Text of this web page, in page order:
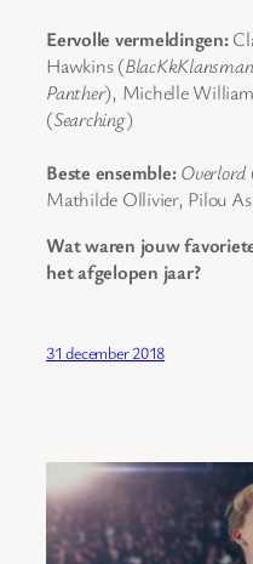
Eervolle vermeldingen:
Hawkins (BlacKkKlansman
Panther), Michelle
(Searching)
Beste ensemble: Overlord
Mathilde Ollivier, Pilou
Wat waren jouw
het afgelopen jaar?
31 december 2018